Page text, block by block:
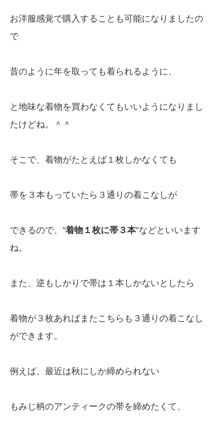
お洋服感覚で購入することも可能になりましたの
で
昔のように年を取っても着られるように、
と地味な着物を買わなくてもいいようになりまし
たけどね。＾＾
そこで、着物がたとえば１枚しかなくても
帯を３本もっていたら３通りの着こなしが
できるので、”着物１枚に帯３本”などといいます
ね。
また、逆もしかりで帯は１本しかないとしたら
着物が３枚あればまたこちらも３通りの着こなし
ができます。
例えば、最近は秋にしか締められない
もみじ柄のアンティークの帯を締めたくて、